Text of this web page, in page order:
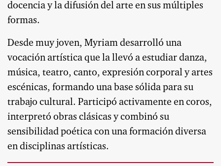
docencia y la difusión del arte en sus múltiples
formas.
Desde muy joven, Myriam desarrolló una
vocación artística que la llevó a estudiar danza,
música, teatro, canto, expresión corporal y artes
escénicas, formando una base sólida para su
trabajo cultural. Participó activamente en coros,
interpretó obras clásicas y combinó su
sensibilidad poética con una formación diversa
en disciplinas artísticas.